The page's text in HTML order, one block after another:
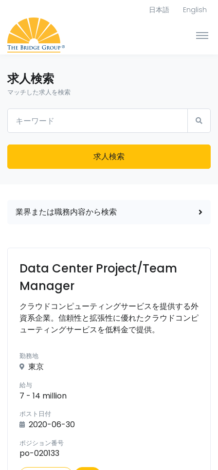
日本語 English
求人検索
マッチした求人を検索
求人検索
業界または職務内容から検索
Data Center Project/Team
Manager
クラウドコンピューティングサービスを提供する外
資系企業。信頼性と拡張性に優れたクラウドコンピ
ューティングサービスを低料金で提供。
勤務地
東京
給与
7 - 14 million
ポスト日付
2020-06-30
ポジション番号
po-020133